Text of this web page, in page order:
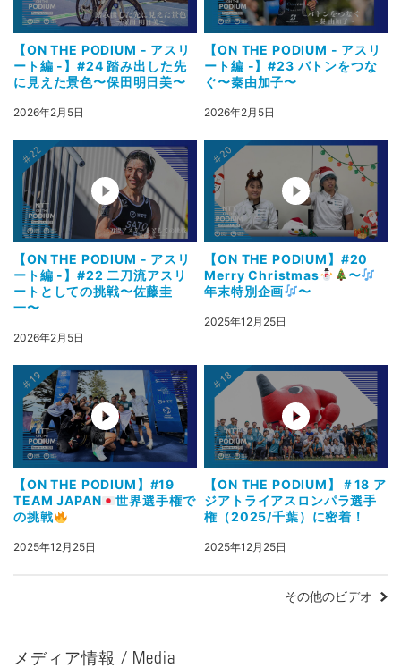
【ON THE PODIUM - アスリ
ート編 -】#24 踏み出した先
に見えた景色〜保田明日美〜
2026年2月5日
【ON THE PODIUM - アスリ
ート編 -】#23 バトンをつな
ぐ〜秦由加子〜
2026年2月5日
【ON THE PODIUM - アスリ
ート編 -】#22 二刀流アスリ
ートとしての挑戦〜佐藤圭
一〜
2026年2月5日
【ON THE PODIUM】#20
Merry Christmas
〜
年末特別企画
〜
2025年12月25日
【ON THE PODIUM】#19
TEAM JAPAN
世界選手権で
の挑戦
2025年12月25日
【ON THE PODIUM】＃18 ア
ジアトライアスロンパラ選手
権（2025/千葉）に密着！
2025年12月25日
その他のビデオ
メディア情報 / Media